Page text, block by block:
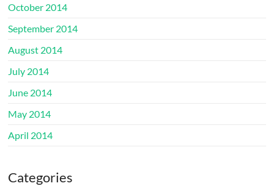
October 2014
September 2014
August 2014
July 2014
June 2014
May 2014
April 2014
Categories